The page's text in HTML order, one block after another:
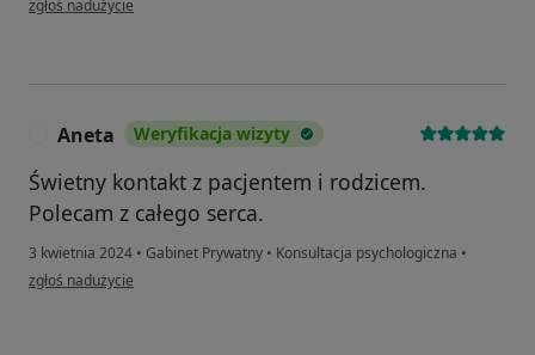
zgłoś nadużycie
Aneta Weryfikacja wizyty
Świetny kontakt z pacjentem i rodzicem.
Polecam z całego serca.
3 kwietnia 2024 • Gabinet Prywatny • Konsultacja psychologiczna •
w opinii użytkownika Aneta
zgłoś nadużycie